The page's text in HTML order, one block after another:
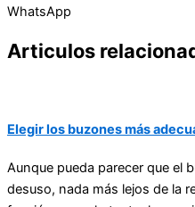
WhatsApp
Articulos
Elegir los buzones más
Aunque pueda parecer que el
desuso, nada más lejos de la